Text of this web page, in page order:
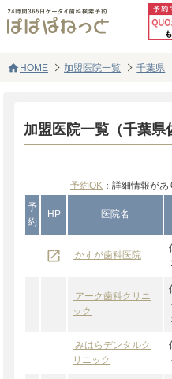
homeHOME 加盟医院一覧 千葉県
加盟医院一覧（千葉県
予約OK：詳細情報があ
予
約
HP 医院名
launch かすが歯科医院
アーク歯科クリニ
ック
みはらデンタルク
リニック